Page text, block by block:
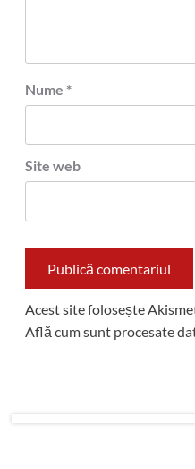
Nume *
Site web
Acest site folosește
Află cum sunt procesate